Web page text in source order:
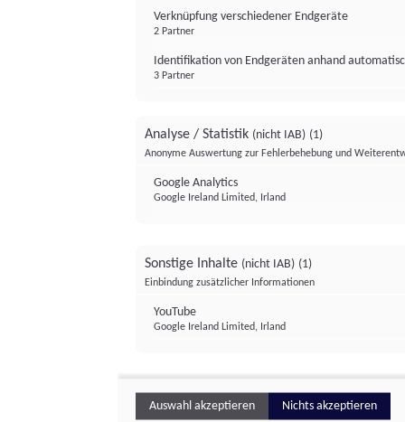
Verknüpfung verschiedener Endgeräte
2 Partner
Identifikation von Endgeräten anhand
3 Partner
Analyse / Statistik (nicht IAB) (1)
Anonyme Auswertung zur Fehlerbehebung und
Google Analytics
Google Ireland Limited, Irland
Sonstige Inhalte (nicht IAB) (1)
Einbindung zusätzlicher Informationen
YouTube
Google Ireland Limited, Irland
Auswahl akzeptieren Nichts akzeptieren